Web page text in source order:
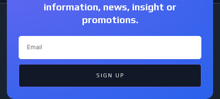
information, news, insight or
promotions.
SIGN UP